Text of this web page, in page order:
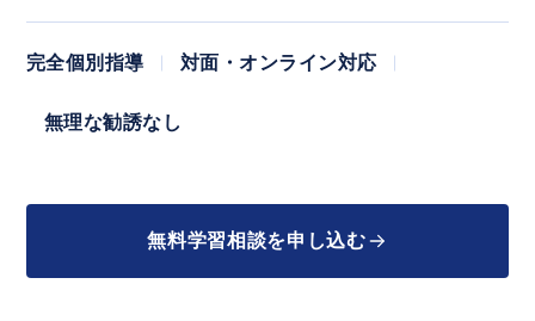
完全個別指導 対面・オンライン対応
無理な勧誘なし
無料学習相談を申し込む